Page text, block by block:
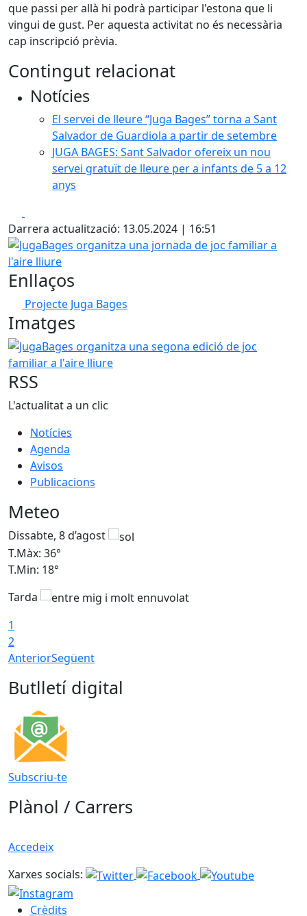
que passi per allà hi podrà participar l'estona que li
vingui de gust. Per aquesta activitat no és necessària
cap inscripció prèvia.
Contingut relacionat
Notícies
El servei de lleure “Juga Bages” torna a Sant
Salvador de Guardiola a partir de setembre
JUGA BAGES: Sant Salvador ofereix un nou
servei gratuït de lleure per a infants de 5 a 12
anys
Darrera actualització: 13.05.2024 | 16:51
JugaBages organitza una jornada de joc familiar a l'aire
Enllaços
Projecte Juga Bages
Imatges
JugaBages organitza una segona edició de joc familiar a
RSS
L'actualitat a un clic
Notícies
Agenda
Avisos
Publicacions
Meteo
Dissabte, 8 d’agost
T.Màx: 36°
T.Min: 18°
Tarda
1
2
AnteriorSegüent
Butlletí digital
Subscriu-te
Plànol / Carrers
Accedeix
Xarxes socials:
Crèdits